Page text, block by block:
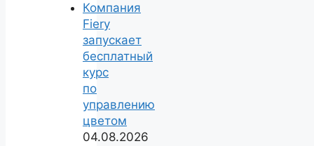
Компания
Fiery
запускает
бесплатный
курс
по
управлению
цветом
04.08.2026